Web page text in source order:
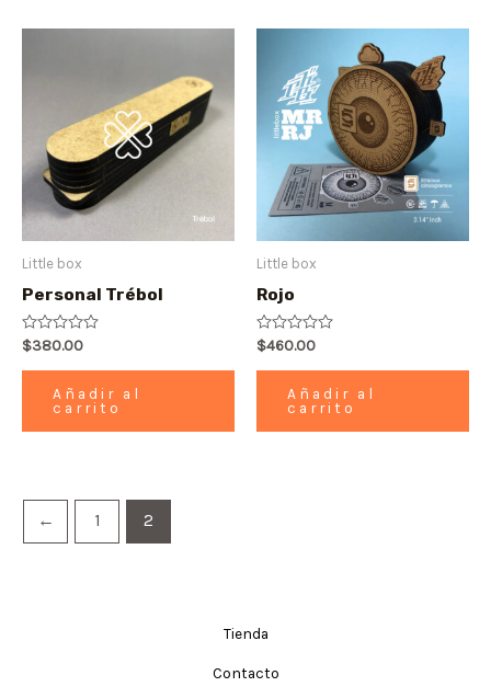
Little box
Personal Trébol
Valorado
0
$380.00
Añadir al
carrito
Little box
Rojo
Valorado
0
$460.00
Añadir al
carrito
← 1 2
Tienda
Contacto